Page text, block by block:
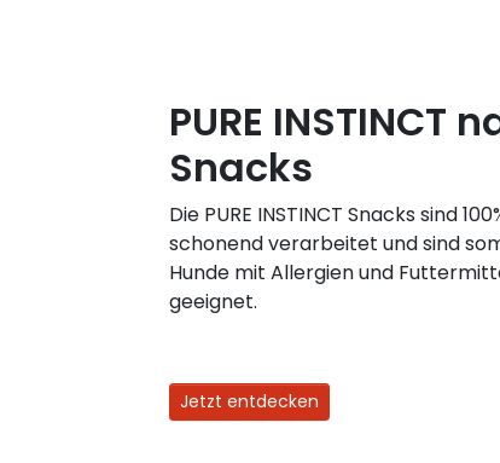
PURE INSTINCT
Snacks
Die PURE INSTINCT Snacks sind
schonend verarbeitet und sind
Hunde mit Allergien und
geeignet.
Jetzt entdecken